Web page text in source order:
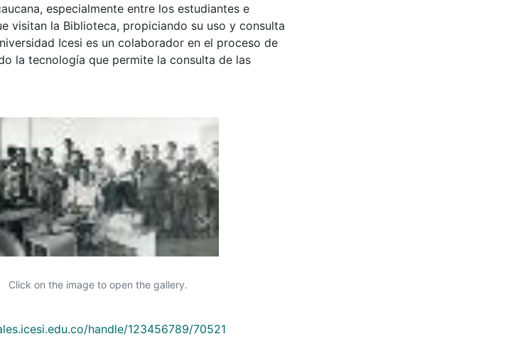
especialmente entre los estudiantes e
visitan la Biblioteca, propiciando su uso y consulta
Icesi es un colaborador en el proceso de
la tecnología que permite la consulta de las
Click on the image to open the gallery.
handle/123456789/70521